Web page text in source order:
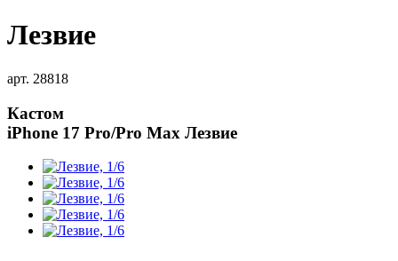
Лезвие
арт. 28818
Кастом
iPhone 17 Pro/Pro Max Лезвие